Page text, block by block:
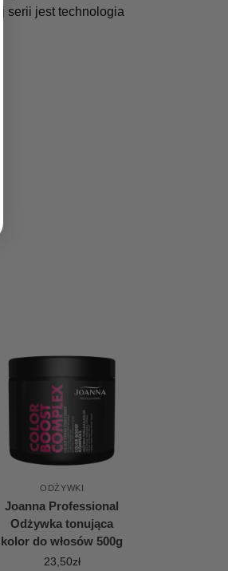
serii jest technologia
ODŻYWKI
Joanna Professional
Odżywka tonująca
kolor do włosów 500g
23,50zł